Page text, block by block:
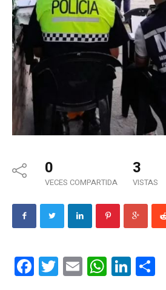
0
VECES COMPARTIDA
3
VISTAS
FacebookTwitterEmail WhatsAppLinkedIn